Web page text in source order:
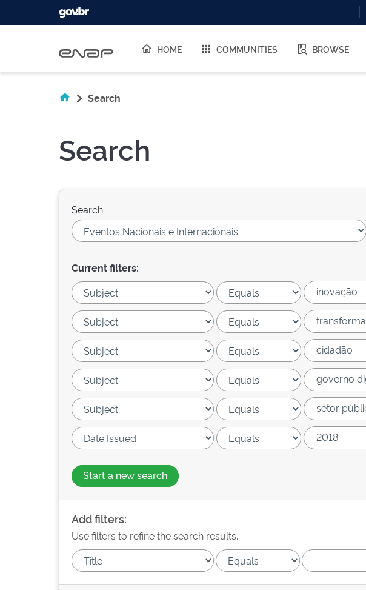
HOME COMMUNITIES BROWSE
Search
Search
Search:
Current filters:
Start a new search
Add filters:
Use filters to refine the search results.